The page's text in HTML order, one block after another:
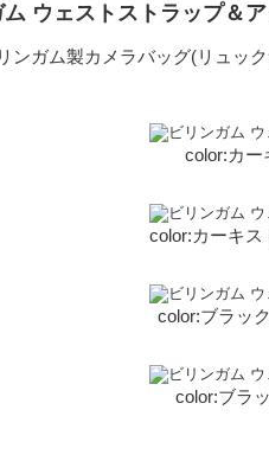
ウェストストラップ＆
ンガム製カメラバッグ(リュッ
color:カー
color:カーキス
color:ブラッ
color:ブラ